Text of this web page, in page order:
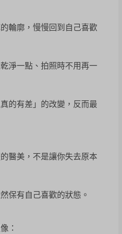
輪廓，慢慢回到自己喜歡
淨一點、拍照時不用再一
的有差」的改變，反而最
醫美，不是讓你失去原本
保有自己喜歡的狀態。
：